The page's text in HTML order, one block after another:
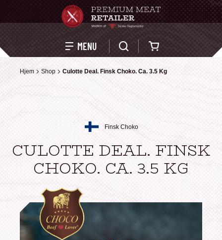
MENU
Hjem Shop Culotte Deal. Finsk Choko. Ca. 3.5 Kg
Hjem Shop Culotte Deal. Finsk Choko. Ca. 3.5 Kg
Finsk Choko
CULOTTE DEAL. FINSK
CHOKO. CA. 3.5 KG